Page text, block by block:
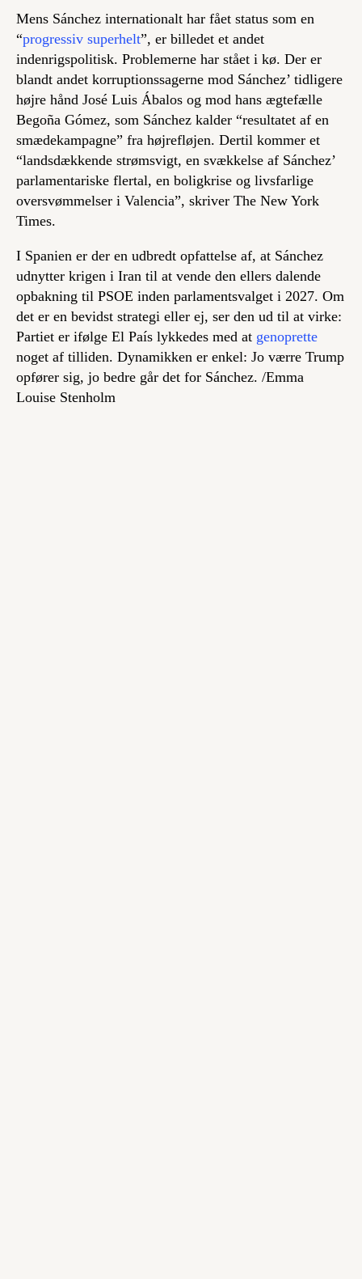
Mens Sánchez internationalt har fået status som en
“progressiv superhelt”, er billedet et andet
indenrigspolitisk. Problemerne har stået i kø. Der er
blandt andet korruptionssagerne mod Sánchez’ tidligere
højre hånd José Luis Ábalos og mod hans ægtefælle
Begoña Gómez, som Sánchez kalder “resultatet af en
smædekampagne” fra højrefløjen. Dertil kommer et
“landsdækkende strømsvigt, en svækkelse af Sánchez’
parlamentariske flertal, en boligkrise og livsfarlige
oversvømmelser i Valencia”, skriver The New York
Times.
I Spanien er der en udbredt opfattelse af, at Sánchez
udnytter krigen i Iran til at vende den ellers dalende
opbakning til PSOE inden parlamentsvalget i 2027. Om
det er en bevidst strategi eller ej, ser den ud til at virke:
Partiet er ifølge El País lykkedes med at genoprette
noget af tilliden. Dynamikken er enkel: Jo værre Trump
opfører sig, jo bedre går det for Sánchez. /Emma
Louise Stenholm